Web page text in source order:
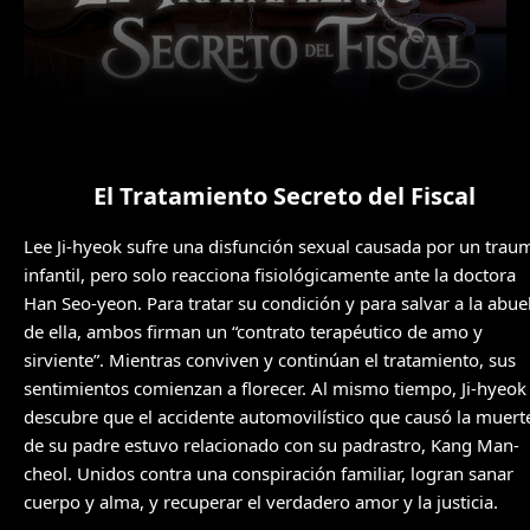
El Tratamiento Secreto del Fiscal
Lee Ji-hyeok sufre una disfunción sexual causada por un
infantil, pero solo reacciona fisiológicamente ante la doctora
Han Seo-yeon. Para tratar su condición y para salvar a la
de ella, ambos firman un “contrato terapéutico de amo y
sirviente”. Mientras conviven y continúan el tratamiento, sus
sentimientos comienzan a florecer. Al mismo tiempo, Ji-hyeok
descubre que el accidente automovilístico que causó la
de su padre estuvo relacionado con su padrastro, Kang Man-
cheol. Unidos contra una conspiración familiar, logran sanar
cuerpo y alma, y recuperar el verdadero amor y la justicia.